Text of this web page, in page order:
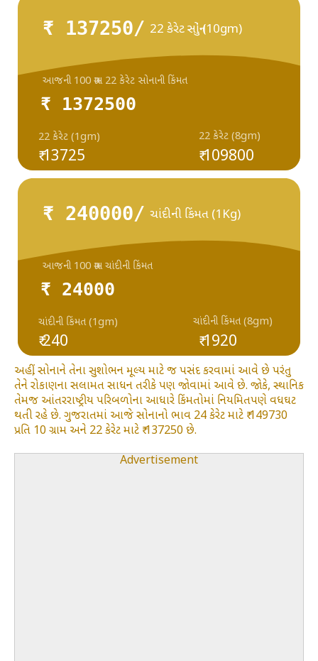
₹ 137250/ 22 કેરેટ સોનું (10gm)
₹ 1372500
₹ 13725
22 કેરેટ (1gm) 22 કેરેટ (8gm)
આજની 100 ગ્રામ 22 કેરેટ સોનાની કિંમત
₹ 109800
₹ 240000/ ચાંદીની કિંમત (1Kg)
₹ 24000
₹ 240
ચાંદીની કિંમત (1gm) ચાંદીની કિંમત (8gm)
આજની 100 ગ્રામ ચાંદીની કિંમત
₹ 1920
અહીં, સોનાને તેના સુશોભન મૂલ્ય માટે જ પસંદ કરવામાં આવે છે પરંતુ
તેને રોકાણના સલામત સાધન તરીકે પણ જોવામાં આવે છે. જોકે, સ્થાનિક
તેમજ આંતરરાષ્ટ્રીય પરિબળોના આધારે કિંમતોમાં નિયમિતપણે વધઘટ
થતી રહે છે. ગુજરાતમાં આજે સોનાનો ભાવ 24 કેરેટ માટે ₹ 149730
પ્રતિ 10 ગ્રામ અને 22 કેરેટ માટે ₹ 137250 છે.
Advertisement